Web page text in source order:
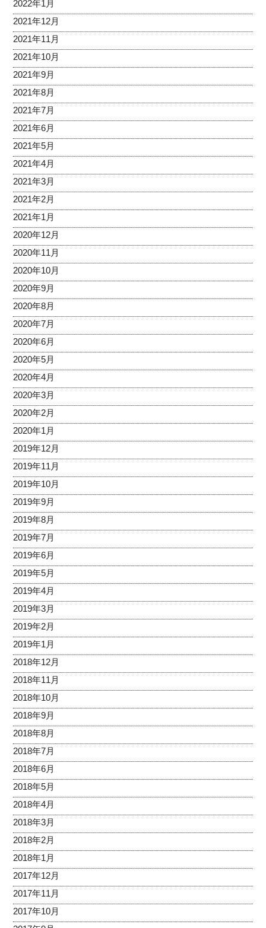
2022年1月
2021年12月
2021年11月
2021年10月
2021年9月
2021年8月
2021年7月
2021年6月
2021年5月
2021年4月
2021年3月
2021年2月
2021年1月
2020年12月
2020年11月
2020年10月
2020年9月
2020年8月
2020年7月
2020年6月
2020年5月
2020年4月
2020年3月
2020年2月
2020年1月
2019年12月
2019年11月
2019年10月
2019年9月
2019年8月
2019年7月
2019年6月
2019年5月
2019年4月
2019年3月
2019年2月
2019年1月
2018年12月
2018年11月
2018年10月
2018年9月
2018年8月
2018年7月
2018年6月
2018年5月
2018年4月
2018年3月
2018年2月
2018年1月
2017年12月
2017年11月
2017年10月